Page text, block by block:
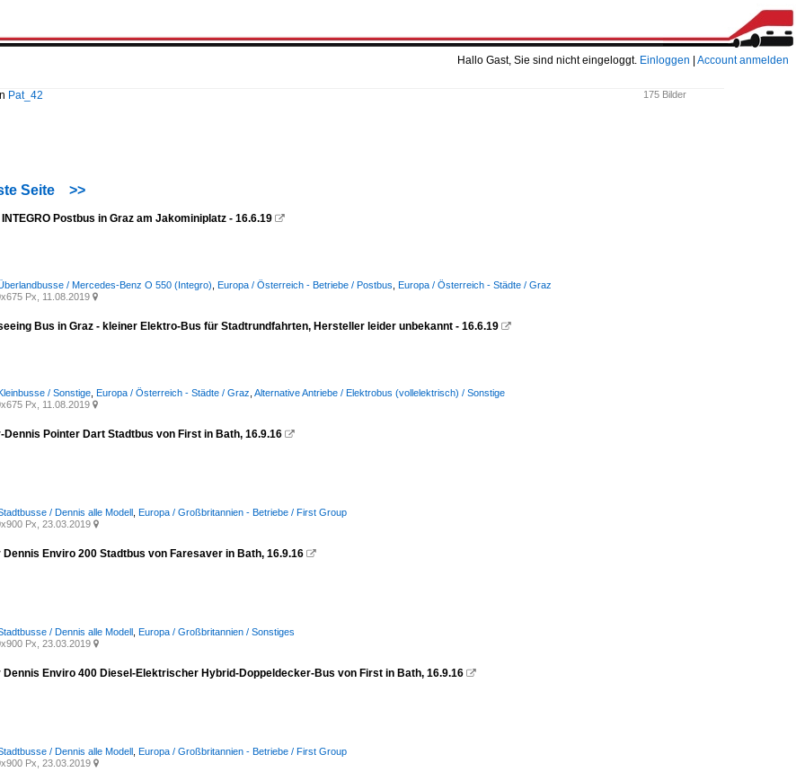
Hallo Gast, Sie sind nicht eingeloggt. Einloggen Account anmelden
175 Bilder
Pat_42
Seite >>
Postbus in Graz am Jakominiplatz - 16.6.19 
/ Mercedes-Benz O 550 (Integro) Europa / Österreich - Betriebe / Postbus Europa / Österreich - Städte / Graz
Px, 11.08.2019 
Bus in Graz - kleiner Elektro-Bus für Stadtrundfahrten, Hersteller leider unbekannt - 16.6.19 
/ Sonstige Europa / Österreich - Städte / Graz Alternative Antriebe / Elektrobus (vollelektrisch) / Sonstige
Px, 11.08.2019 
Dennis Pointer Dart Stadtbus von First in Bath, 16.9.16 
/ Dennis alle Modell Europa / Großbritannien - Betriebe / First Group
Px, 23.03.2019 
Enviro 200 Stadtbus von Faresaver in Bath, 16.9.16 
/ Dennis alle Modell Europa / Großbritannien / Sonstiges
Px, 23.03.2019 
Dennis Enviro 400 Diesel-Elektrischer Hybrid-Doppeldecker-Bus von First in Bath, 16.9.16 
/ Dennis alle Modell Europa / Großbritannien - Betriebe / First Group
Px, 23.03.2019 